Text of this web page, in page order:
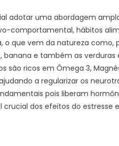
adotar uma abordagem
comportamental, hábitos
que vem da natureza como,
e também as
são ricos em Ômega 3,
a regularizar os
pois liberam
dos efeitos do estresse